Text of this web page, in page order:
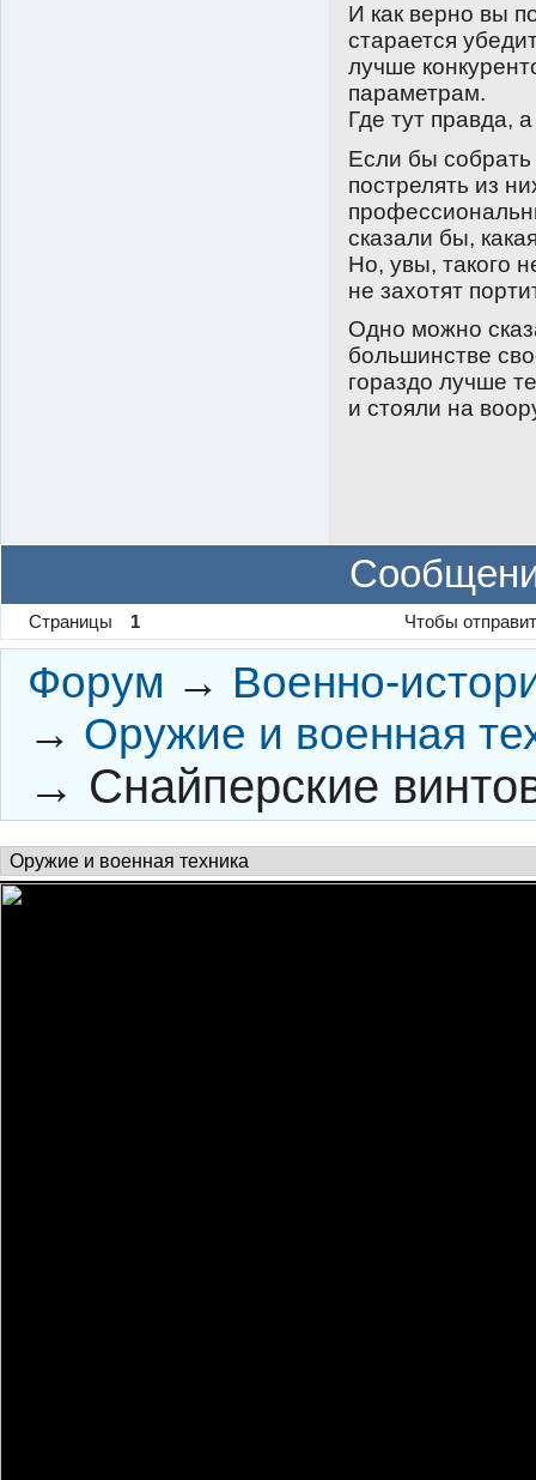
И как верно вы
старается
лучше
параметрам.
Где тут правда,
Если бы
пострелять из
сказали бы,
Но, увы, такого
не захотят
Одно можно
большинстве
гораздо лучше
и стояли на
Страницы 1 Чтобы
Форум → Военно-
→ Оружие и военная
→ Снайперские